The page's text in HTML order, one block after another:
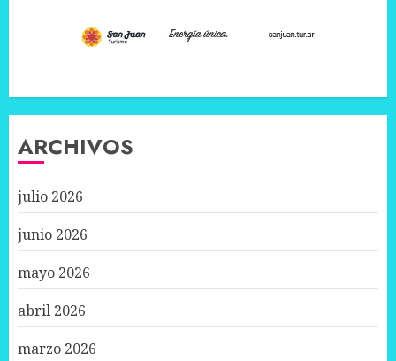
ARCHIVOS
julio 2026
junio 2026
mayo 2026
abril 2026
marzo 2026